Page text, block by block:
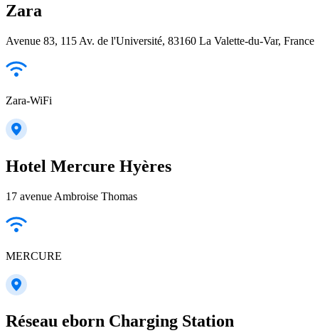
Zara
Avenue 83, 115 Av. de l'Université, 83160 La Valette-du-Var, France
Zara-WiFi
Hotel Mercure Hyères
17 avenue Ambroise Thomas
MERCURE
Réseau eborn Charging Station